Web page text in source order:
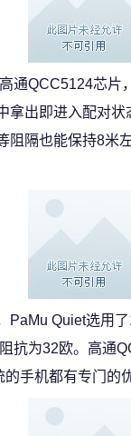
通QCC5124芯片
拿出即进入配对
阻隔也能保持8米
PaMu Quiet选用
抗为32欧。高通
手机都有专门的